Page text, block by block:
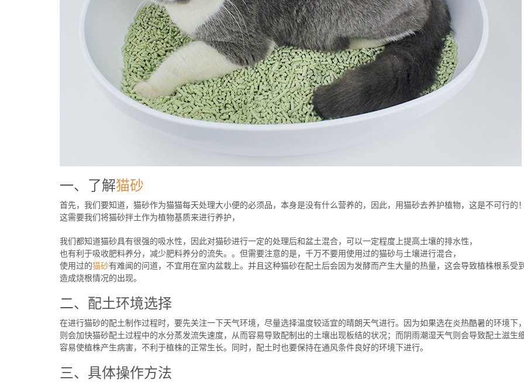
一、了解猫砂
首先，我们要知道，猫砂作为猫猫每天处理大小便的必须品，本身是没有什么营养的，因此，用猫砂去养护植物，这是不可行的！
这需要我们将猫砂拌土作为植物基质来进行养护，
我们都知道猫砂具有很强的吸水性，因此对猫砂进行一定的处理后和盆土混合，可以一定程度上提高土壤的排水性，
也有利于吸收肥料养分，减少肥料养分的流失。。但需要注意的是，千万不要用使用过的猫砂与土壤进行混合，
使用过的猫砂有难闻的问道，不宜用在室内盆栽上。并且这种猫砂在配土后会因为发酵而产生大量的热量，这会导致植株根系受到
造成烧根情况的出现。
二、配土环境选择
在进行猫砂的配土制作过程时，要先关注一下天气环境，尽量选择温度较适宜的晴朗天气进行。因为如果选在炎热酷暑的环境下，
则会加快猫砂配土过程中的水分蒸发流失速度，从而容易导致配制出的土壤出现板结的状况；而阴雨潮湿天气则会导致配土滋生细
容易使植株产生病害，不利于植株的正常生长。同时，配土时也要保持在通风条件良好的环境下进行。
三、具体操作方法